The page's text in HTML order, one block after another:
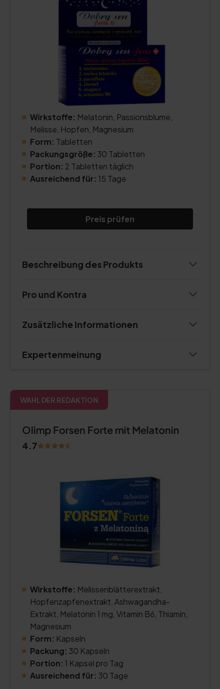
Wirkstoffe: Melatonin, Passionsblume,
Melisse, Hopfen, Magnesium
Form: Tabletten
Packungsgröße: 30 Tabletten
Portion: 2 Tabletten täglich
Ausreichend für: 15 Tage
Preis prüfen
Beschreibung des Produkts
Pro und Kontra
Zusätzliche Informationen
Expertenmeinung
WAHL DER REDAKTION
Olimp Forsen Forte mit Melatonin
4.7
Wirkstoffe: Melissenblätterextrakt,
Hopfenzapfenextrakt, Ashwagandha-
Extrakt, Melatonin 1 mg, Vitamin B6, Thiamin,
Magnesium
Form: Kapseln
Packung: 30 Kapseln
Portion: 1 Kapsel pro Tag
Ausreichend für: 30 Tage